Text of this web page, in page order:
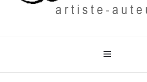
Diddha